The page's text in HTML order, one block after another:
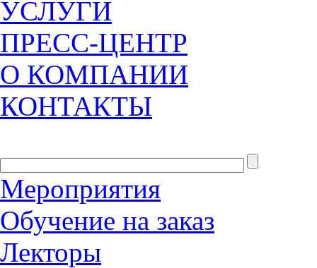
УСЛУГИ
ПРЕСС-ЦЕНТР
О КОМПАНИИ
КОНТАКТЫ
Мероприятия
Обучение на заказ
Лекторы